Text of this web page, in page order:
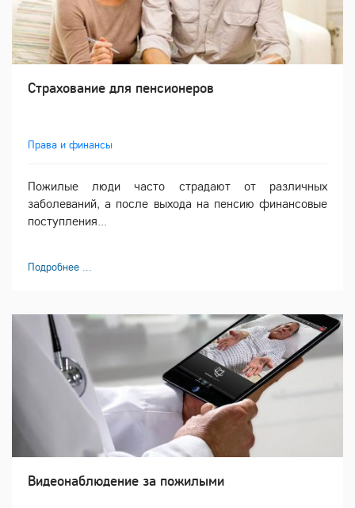
Страхование для пенсионеров
Права и финансы
Пожилые люди часто страдают от различных
заболеваний, а после выхода на пенсию финансовые
поступления...
Подробнее ...
Видеонаблюдение за пожилыми